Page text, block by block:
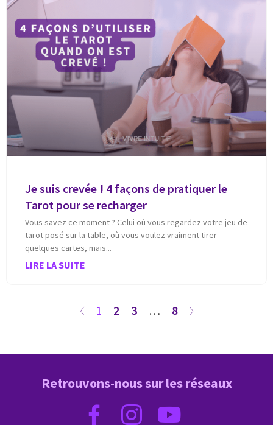
Je suis crevée ! 4 façons de pratiquer le
Tarot pour se recharger
Vous savez ce moment ? Celui où vous regardez votre jeu de
tarot posé sur la table, où vous voulez vraiment tirer
quelques cartes, mais
LIRE LA SUITE
1 2 3 … 8
Retrouvons-nous sur les réseaux